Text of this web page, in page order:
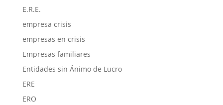
E.R.E.
empresa crisis
empresas en crisis
Empresas familiares
Entidades sin Ánimo de Lucro
ERE
ERO